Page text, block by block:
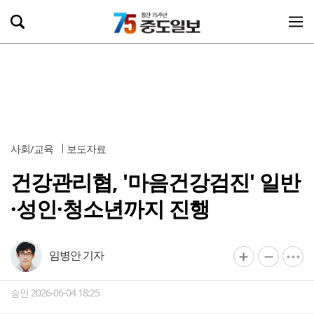
사회/교육 보도자료
건강관리협, '마음건강검진' 일반
·성인·청소년까지 진행
임병안 기자
승인 2026-06-04 18:25